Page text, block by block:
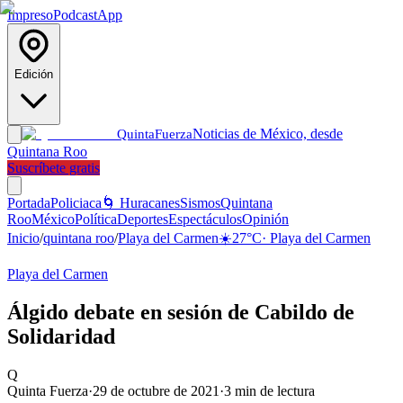
ImpresoPodcastApp
Edición
QuintaFuerzaNoticias de México, desde
Quintana Roo
Suscríbete gratis
PortadaPoliciaca 🌀 HuracanesSismosQuintana
RooMéxicoPolíticaDeportesEspectáculosOpinión
Inicio/quintana roo/Playa del Carmen☀️27°C· Playa del Carmen
Playa del Carmen
Álgido debate en sesión de Cabildo de
Solidaridad
Q
Quinta Fuerza·29 de octubre de 2021 ·3 min de lectura